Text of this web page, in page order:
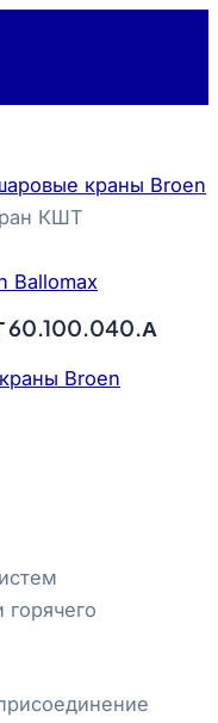
краны Broen
КШТ
Ballomax
60.100.040.А
Broen